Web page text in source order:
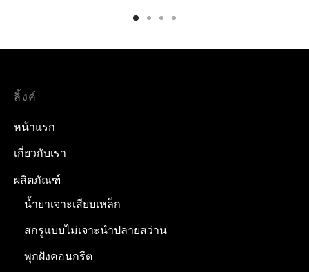
ลิ้งค์
หน้าแรก
เกี่ยวกับเรา
ผลิตภัณฑ์
น้ำยาเจาะเสียบเหล็ก
สกรูแบบไม่เจาะนำปลายสว่าน
พุกฝังคอนกรีต